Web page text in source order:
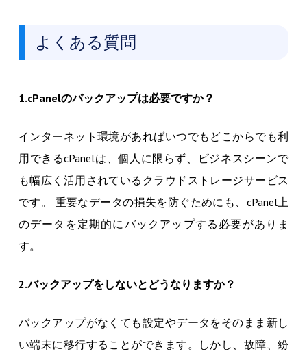
よくある質問
1.cPanelのバックアップは必要ですか？
インターネット環境があればいつでもどこからでも利
用できるcPanelは、個人に限らず、ビジネスシーンで
も幅広く活用されているクラウドストレージサービス
です。 重要なデータの損失を防ぐためにも、cPanel上
のデータを定期的にバックアップする必要がありま
す。
2.バックアップをしないとどうなりますか？
バックアップがなくても設定やデータをそのまま新し
い端末に移行することができます。しかし、故障、紛